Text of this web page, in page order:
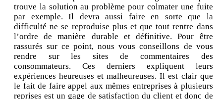
trouve la solution au problème pour colmater une fuite
par exemple. Il devra aussi faire en sorte que la
difficulté ne se reproduise plus et que tout rentre dans
l’ordre de manière durable et définitive. Pour être
rassurés sur ce point, nous vous conseillons de vous
rendre sur les sites de commentaires des
consommateurs. Ces derniers expliquent leurs
expériences heureuses et malheureuses. Il est clair que
le fait de faire appel aux mêmes entreprises à plusieurs
reprises est un gage de satisfaction du client et donc de